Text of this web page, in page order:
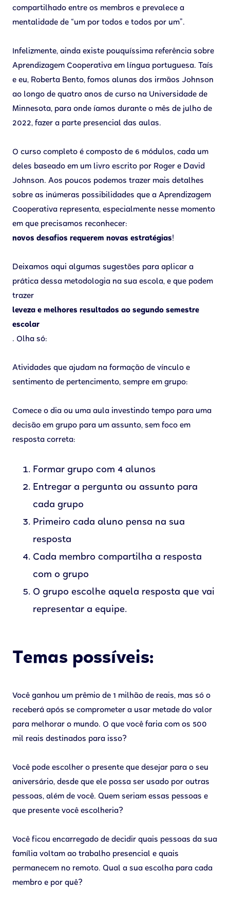
compartilhado entre os membros e prevalece a
mentalidade de “um por todos e todos por um”.
Infelizmente, ainda existe pouquíssima referência sobre
Aprendizagem Cooperativa em língua portuguesa. Taís
e eu, Roberta Bento, fomos alunas dos irmãos Johnson
ao longo de quatro anos de curso na Universidade de
Minnesota, para onde íamos durante o mês de julho de
2022, fazer a parte presencial das aulas.
O curso completo é composto de 6 módulos, cada um
deles baseado em um livro escrito por Roger e David
Johnson. Aos poucos podemos trazer mais detalhes
sobre as inúmeras possibilidades que a Aprendizagem
Cooperativa representa, especialmente nesse momento
em que precisamos reconhecer:
novos desafios requerem novas estratégias!
Deixamos aqui algumas sugestões para aplicar a
prática dessa metodologia na sua escola, e que podem
trazer
leveza e melhores resultados ao segundo semestre
escolar
. Olha só:
Atividades que ajudam na formação de vínculo e
sentimento de pertencimento, sempre em grupo:
Comece o dia ou uma aula investindo tempo para uma
decisão em grupo para um assunto, sem foco em
resposta correta:
Formar grupo com 4 alunos
Entregar a pergunta ou assunto para
cada grupo
Primeiro cada aluno pensa na sua
resposta
Cada membro compartilha a resposta
com o grupo
O grupo escolhe aquela resposta que vai
representar a equipe.
Temas possíveis:
Você ganhou um prêmio de 1 milhão de reais, mas só o
receberá após se comprometer a usar metade do valor
para melhorar o mundo. O que você faria com os 500
mil reais destinados para isso?
Você pode escolher o presente que desejar para o seu
aniversário, desde que ele possa ser usado por outras
pessoas, além de você. Quem seriam essas pessoas e
que presente você escolheria?
Você ficou encarregado de decidir quais pessoas da sua
família voltam ao trabalho presencial e quais
permanecem no remoto. Qual a sua escolha para cada
membro e por quê?